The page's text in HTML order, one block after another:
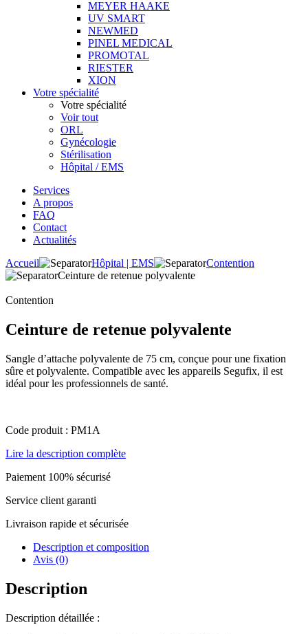
MEYER HAAKE
UV SMART
NEWMED
PINEL MEDICAL
PROMOTAL
RIESTER
XION
Votre spécialité
Votre spécialité
Voir tout
ORL
Gynécologie
Stérilisation
Hôpital / EMS
Services
A propos
FAQ
Contact
Actualités
Accueil
Hôpital | EMS
Contention
Ceinture de retenue polyvalente
Contention
Ceinture de retenue polyvalente
Sangle d’attache polyvalente de 75 cm, conçue pour une fixation
sûre et polyvalente. Compatible avec les appareils Segufix, il est
idéal pour les professionnels de santé.
Code produit : PM1A
Lire la description complète
Paiement 100% sécurisé
Service client garanti
Livraison rapide et sécurisée
Description et composition
Avis (0)
Description
Description détaillée :